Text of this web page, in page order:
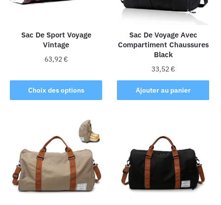
choisies
la
page
du
produit
Sac De Sport Voyage
Vintage
63,92 €
Choix des options
produit
a
variations.
Les
options
peuvent
être
choisies
sur
Sac De Voyage Avec
Compartiment Chaussures
Black
33,52 €
Ajouter au panier